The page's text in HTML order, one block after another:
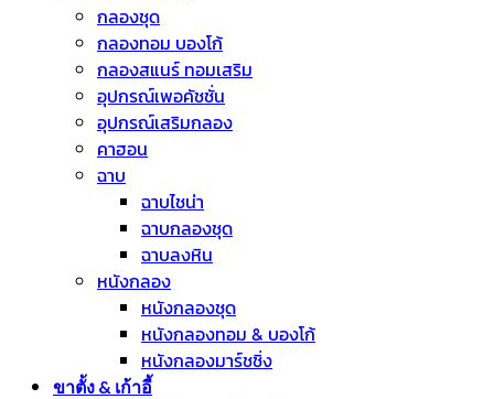
กลองชุด
กลองทอม บองโก้
กลองสแนร์ ทอมเสริม
อุปกรณ์เพอคัชชั่น
อุปกรณ์เสริมกลอง
คาฮอน
ฉาบ
ฉาบไชน่า
ฉาบกลองชุด
ฉาบลงหิน
หนังกลอง
หนังกลองชุด
หนังกลองทอม & บองโก้
หนังกลองมาร์ชชิ่ง
ขาตั้ง & เก้าอี้